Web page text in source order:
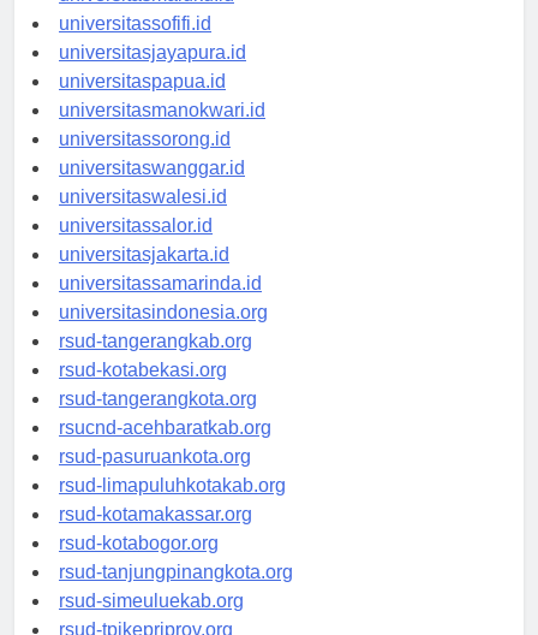
universitasmaluku.id
universitassofifi.id
universitasjayapura.id
universitaspapua.id
universitasmanokwari.id
universitassorong.id
universitaswanggar.id
universitaswalesi.id
universitassalor.id
universitasjakarta.id
universitassamarinda.id
universitasindonesia.org
rsud-tangerangkab.org
rsud-kotabekasi.org
rsud-tangerangkota.org
rsucnd-acehbaratkab.org
rsud-pasuruankota.org
rsud-limapuluhkotakab.org
rsud-kotamakassar.org
rsud-kotabogor.org
rsud-tanjungpinangkota.org
rsud-simeuluekab.org